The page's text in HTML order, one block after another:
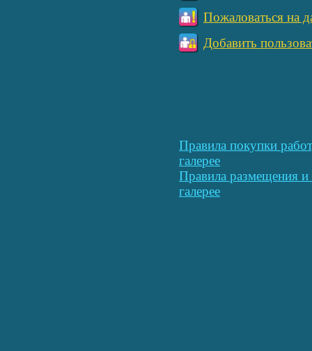
Пожаловаться на
Добавить
Правила покупки
галерее
Правила размещения
галерее